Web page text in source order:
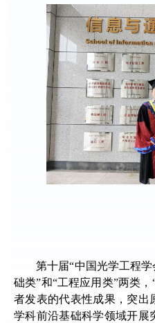
第十届“中国光学工程
础类”和“工程应用类”两类
者发表的代表性成果，突出
学科前沿基础科学领域开展